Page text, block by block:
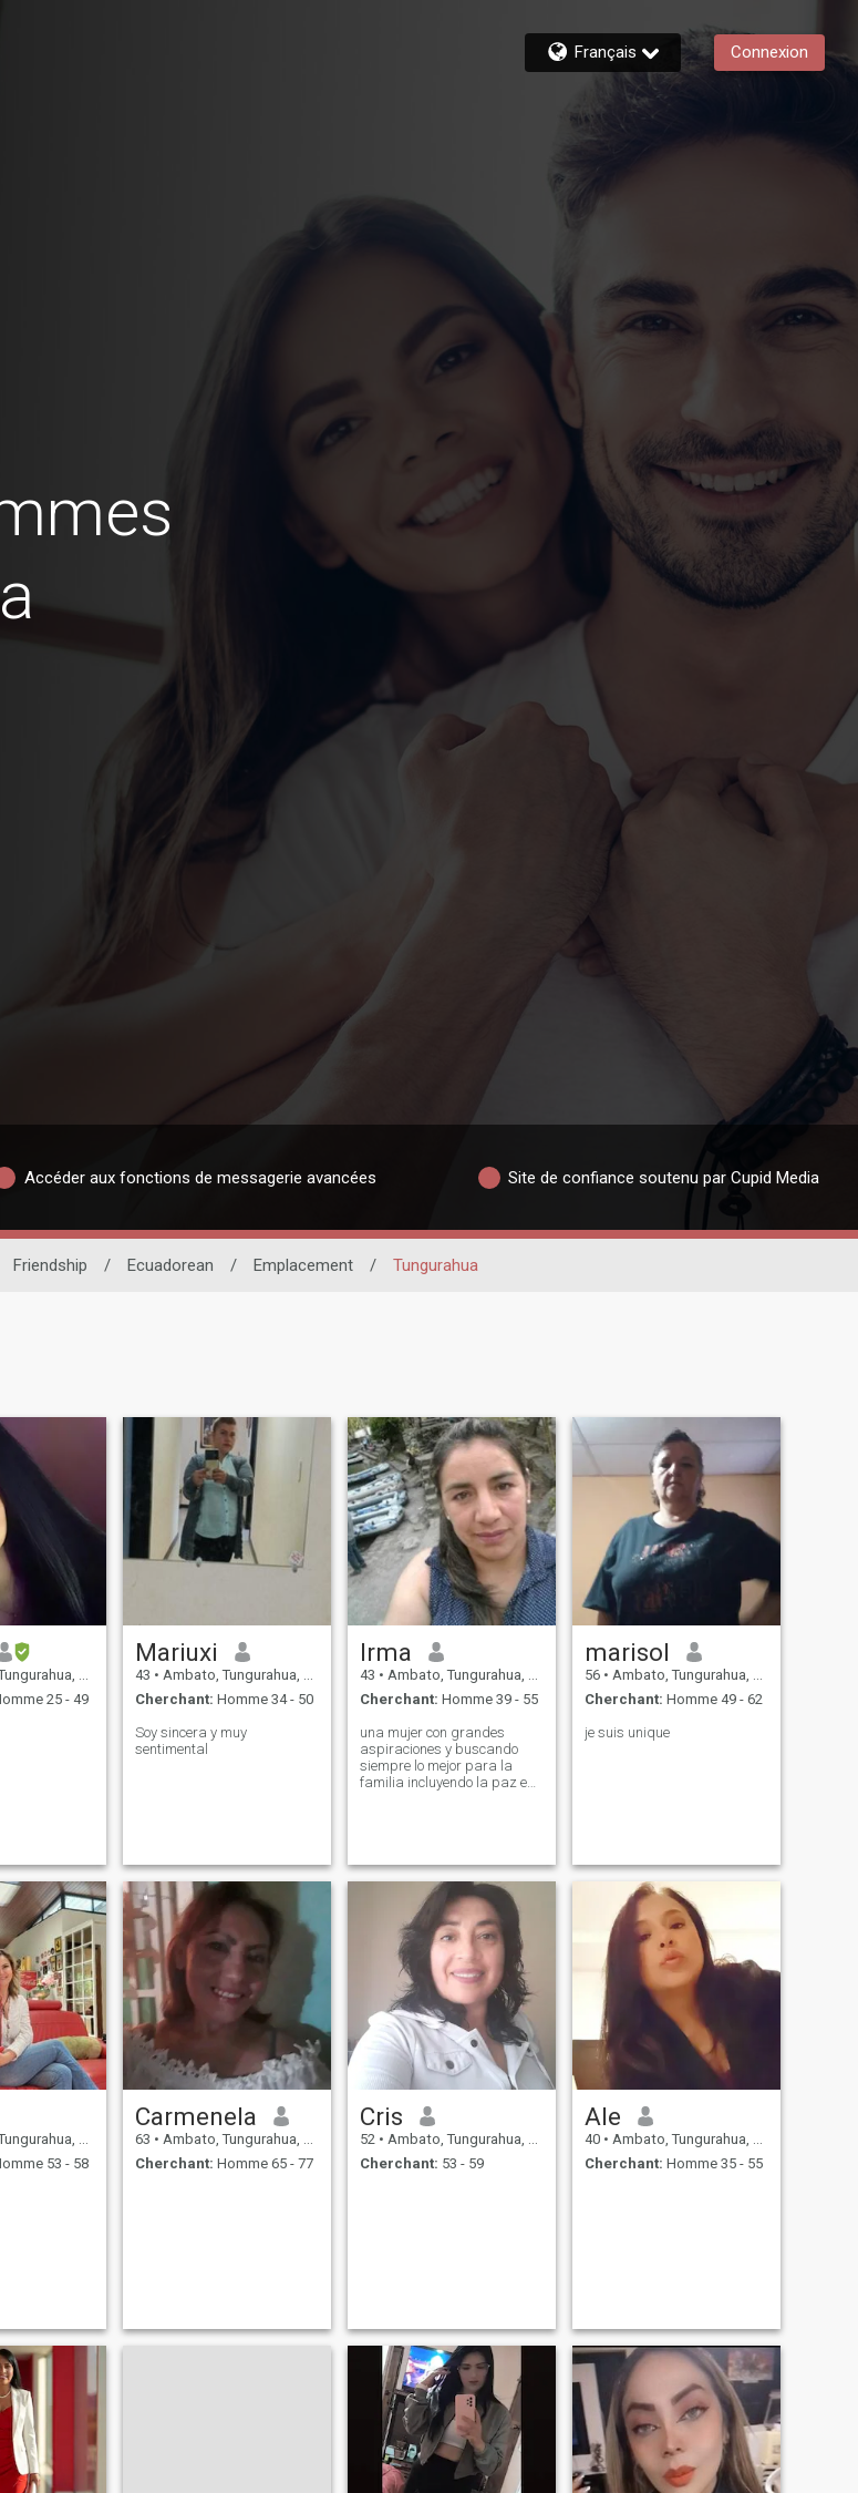
Français Connexion
Accéder aux fonctions de messagerie avancées Site de confiance soutenu par Cupid Media
Friendship / Ecuadorean / Emplacement / Tungurahua
Equateur
25 - 49
Mariuxi
43 • Ambato, Tungurahua, Equateur
Cherchant: Homme 34 - 50
Soy sincera y muy
sentimental
Irma
43 • Ambato, Tungurahua, Equateur
Cherchant: Homme 39 - 55
una mujer con grandes
aspiraciones y buscando
siempre lo mejor para la
familia incluyendo la paz en
marisol
56 • Ambato, Tungurahua, Equateur
Cherchant: Homme 49 - 62
je suis unique
Equateur
53 - 58
Carmenela
63 • Ambato, Tungurahua, Equateur
Cherchant: Homme 65 - 77
Cris
52 • Ambato, Tungurahua, Equateur
Cherchant: 53 - 59
Ale
40 • Ambato, Tungurahua, Equateur
Cherchant: Homme 35 - 55